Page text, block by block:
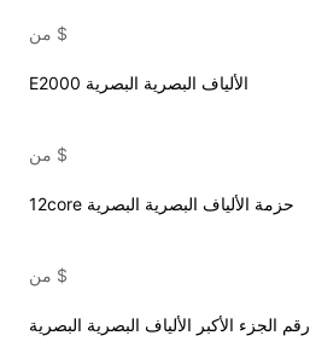
$
E2000 الألياف البصرية البصرية
$
12core حزمة الألياف البصرية البصرية
$
رقم الجزء الأكبر الألياف البصرية البصرية